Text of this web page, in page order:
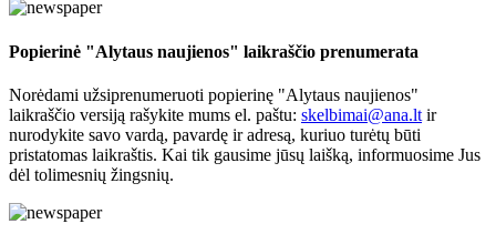
Popierinė "Alytaus naujienos" laikraščio prenumerata
Norėdami užsiprenumeruoti popierinę "Alytaus naujienos"
laikraščio versiją rašykite mums el. paštu: skelbimai@ana.lt ir
nurodykite savo vardą, pavardę ir adresą, kuriuo turėtų būti
pristatomas laikraštis. Kai tik gausime jūsų laišką, informuosime Jus
dėl tolimesnių žingsnių.